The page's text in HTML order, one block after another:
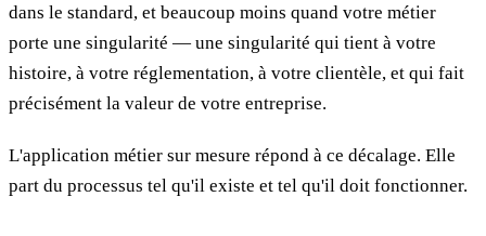
dans le standard, et beaucoup moins quand votre métier
porte une singularité — une singularité qui tient à votre
histoire, à votre réglementation, à votre clientèle, et qui fait
précisément la valeur de votre entreprise.
L'application métier sur mesure répond à ce décalage. Elle
part du processus tel qu'il existe et tel qu'il doit fonctionner.